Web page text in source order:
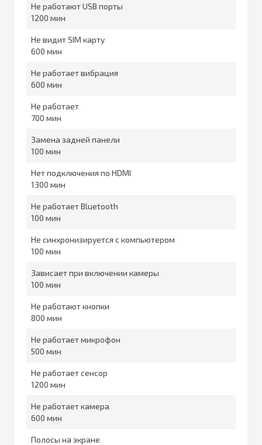
Не работают USB порты
1200
Не видит SIM карту
600
Не работает вибрация
600
Не работает
700
Замена задней панели
100
Нет подключения по HDMI
1300
Не работает Bluetooth
100
Не синхронизируется с компьютером
100
Зависает при включении камеры
100
Не работают кнопки
800
Не работает микрофон
500
Не работает сенсор
1200
Не работает камера
600
Полосы на экране